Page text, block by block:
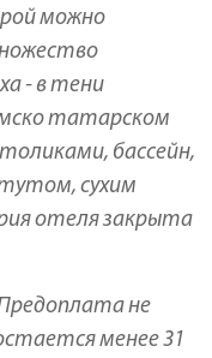
можно
- в тени
татарском
бассейн,
сухим
отеля закрыта
не
менее 31